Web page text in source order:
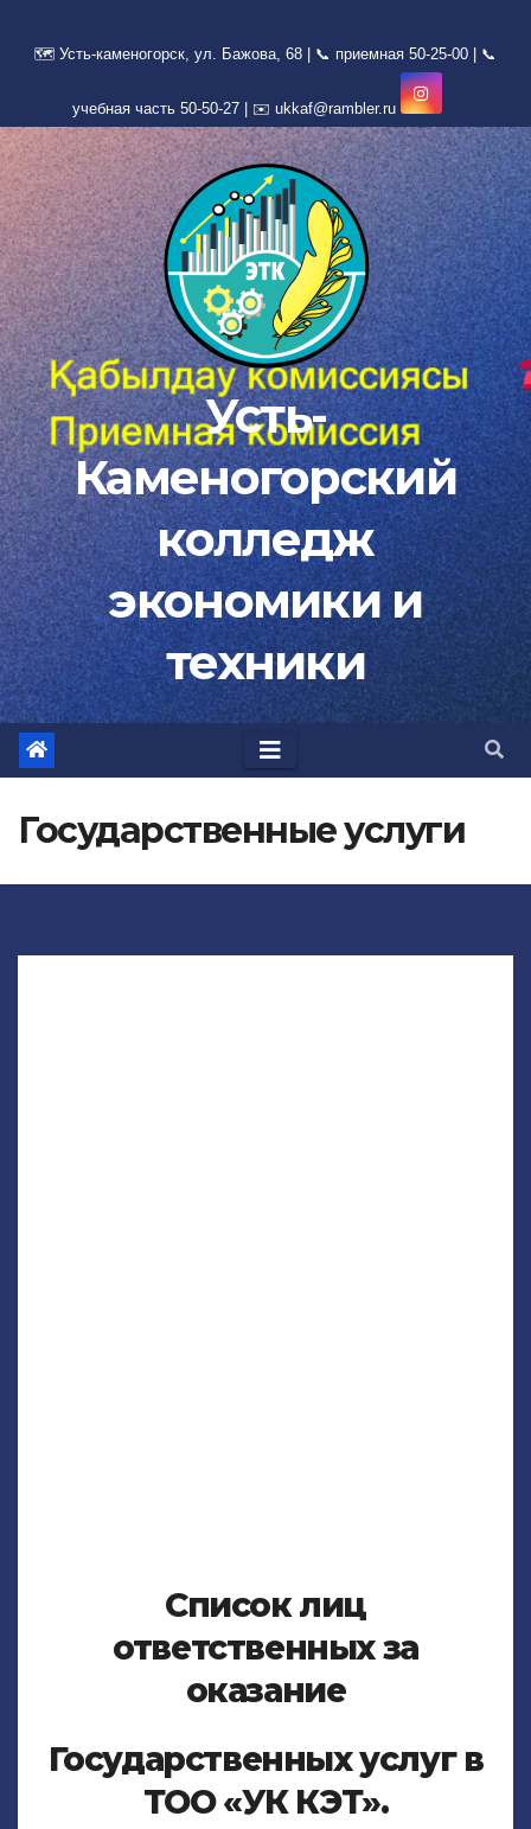
Усть-
Каменогорский
колледж
экономики и
техники
Государственные услуги
Список лиц
ответственных за
оказание
Государственных услуг в
ТОО «УК КЭТ».